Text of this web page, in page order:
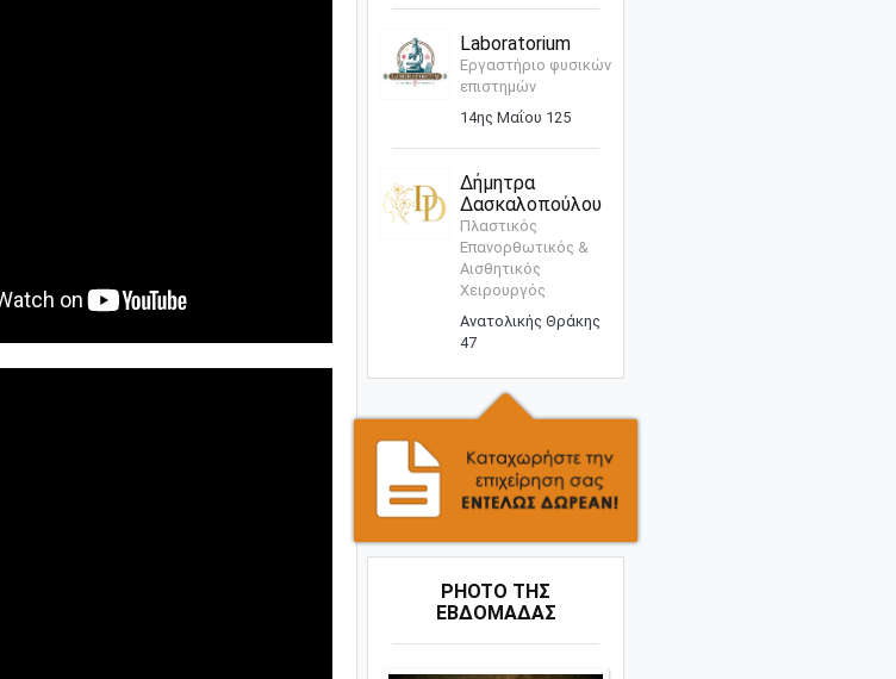
Laboratorium
Εργαστήριο φυσικών
επιστημών
14ης Μαΐου 125
Δήμητρα
Δασκαλοπούλου
Πλαστικός
Επανορθωτικός &
Αισθητικός
Χειρουργός
Ανατολικής Θράκης
47
PHOTO ΤΗΣ
ΕΒΔΟΜΑΔΑΣ